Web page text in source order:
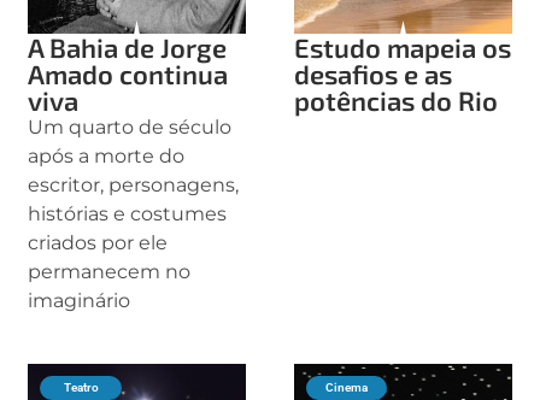
A Bahia de Jorge
Amado continua
viva
Um quarto de século
após a morte do
escritor, personagens,
histórias e costumes
criados por ele
permanecem no
imaginário
Estudo mapeia os
desafios e as
potências do Rio
Teatro Cinema